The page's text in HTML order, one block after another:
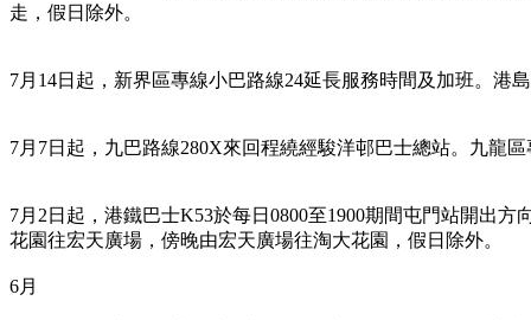
走，假日除外。
7月14日起，新界區專線小巴路線24延長服務時間及加班。港
7月7日起，九巴路線280X來回程繞經駿洋邨巴士總站。九龍
7月2日起，港鐵巴士K53於每日0800至1900期間屯門站開出
花園往宏天廣場，傍晚由宏天廣場往淘大花園，假日除外。
6月